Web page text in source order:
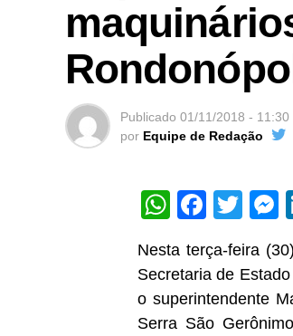
Publicado 01/11/2018 - 11:30
por Equipe de Redação
Nesta terça-feira
Secretaria de
o superintendente
Serra São